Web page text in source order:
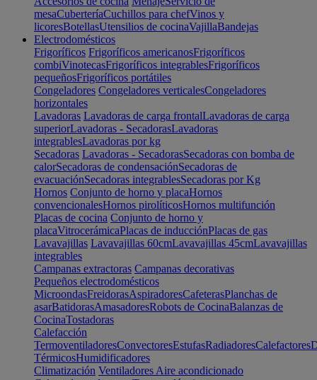
mesaCuberteríaCuchillos para chefVinos y
licoresBotellasUtensilios de cocinaVajillaBandejas
Electrodomésticos
Frigoríficos Frigoríficos americanosFrigoríficos
combiVinotecasFrigoríficos integrablesFrigoríficos
pequeñosFrigoríficos portátiles
Congeladores Congeladores verticalesCongeladores
horizontales
Lavadoras Lavadoras de carga frontalLavadoras de carga
superiorLavadoras - SecadorasLavadoras
integrablesLavadoras por kg
Secadoras Lavadoras - SecadorasSecadoras con bomba de
calorSecadoras de condensaciónSecadoras de
evacuaciónSecadoras integrablesSecadoras por Kg
Hornos Conjunto de horno y placaHornos
convencionalesHornos pirolíticosHornos multifunción
Placas de cocina Conjunto de horno y
placaVitrocerámicaPlacas de inducciónPlacas de gas
Lavavajillas Lavavajillas 60cmLavavajillas 45cmLavavajillas
integrables
Campanas extractoras Campanas decorativas
Pequeños electrodomésticos
MicroondasFreidorasAspiradoresCafeterasPlanchas de
asarBatidorasAmasadoresRobots de CocinaBalanzas de
CocinaTostadoras
Calefacción
TermoventiladoresConvectoresEstufasRadiadoresCalefactores
TérmicosHumidificadores
Climatización Ventiladores Aire acondicionado